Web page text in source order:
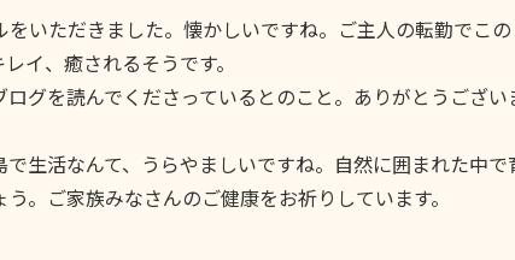
をいただきました。懐かしいですね。ご主人の転勤でこ
イ、癒されるそうです。
グを読んでくださっているとのこと。ありがとうござ
で生活なんて、うらやましいですね。自然に囲まれた中
。ご家族みなさんのご健康をお祈りしています。